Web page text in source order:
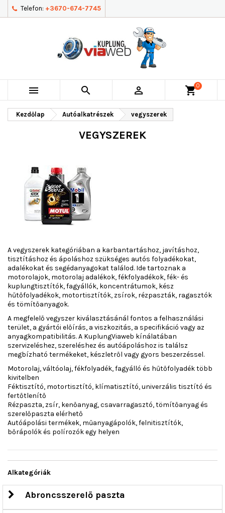
Telefon: +3670-674-7745
   shopping_cart0
Kezdőlap Autóalkatrészek vegyszerek
VEGYSZEREK
A vegyszerek kategóriában a karbantartáshoz, javításhoz,
tisztításhoz és ápoláshoz szükséges autós folyadékokat,
adalékokat és segédanyagokat találod. Ide tartoznak a
motorolajok, motorolaj adalékok, fékfolyadékok, fék- és
kuplungtisztítók, fagyállók, koncentrátumok, kész
hűtőfolyadékok, motortisztítók, zsírok, rézpaszták, ragasztók
és tömítőanyagok.
A megfelelő vegyszer kiválasztásánál fontos a felhasználási
terület, a gyártói előírás, a viszkozitás, a specifikáció vagy az
anyagkompatibilitás. A KuplungViaweb kínálatában
szervizeléshez, szereléshez és autóápoláshoz is találsz
megbízható termékeket, készletről vagy gyors beszerzéssel.
Motorolaj, váltóolaj, fékfolyadék, fagyálló és hűtőfolyadék több
kivitelben
Féktisztító, motortisztító, klímatisztító, univerzális tisztító és
fertőtlenítő
Rézpaszta, zsír, kenőanyag, csavarragasztó, tömítőanyag és
szerelőpaszta elérhető
Autóápolási termékek, műanyagápolók, felnitisztítók,
bőrápolók és polírozók egy helyen
Alkategóriák
Abroncsszerelő paszta